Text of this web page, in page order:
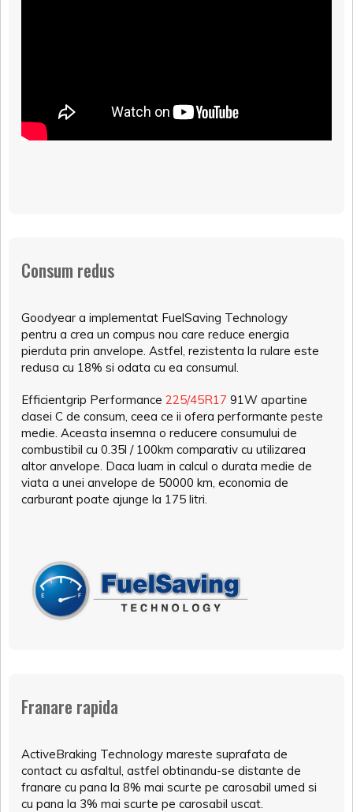
Consum redus
Goodyear a implementat FuelSaving Technology
pentru a crea un compus nou care reduce energia
pierduta prin anvelope. Astfel, rezistenta la rulare este
redusa cu 18% si odata cu ea consumul.
Efficientgrip Performance 225/45R17 91W apartine
clasei C de consum, ceea ce ii ofera performante peste
medie. Aceasta insemna o reducere consumului de
combustibil cu 0.35l / 100km comparativ cu utilizarea
altor anvelope. Daca luam in calcul o durata medie de
viata a unei anvelope de 50000 km, economia de
carburant poate ajunge la 175 litri.
Franare rapida
ActiveBraking Technology mareste suprafata de
contact cu asfaltul, astfel obtinandu-se distante de
franare cu pana la 8% mai scurte pe carosabil umed si
cu pana la 3% mai scurte pe carosabil uscat.